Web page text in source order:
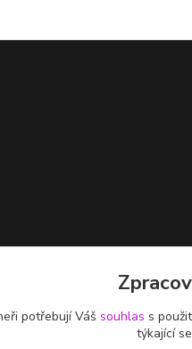
potřebují Váš souhlas s
týkající